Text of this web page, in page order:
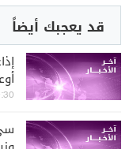
قد يعجبك أيضاً
08-09